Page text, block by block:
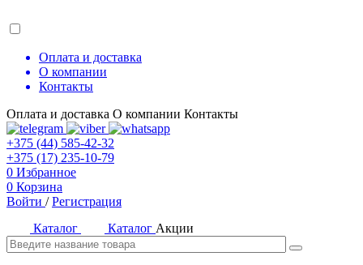
Оплата и доставка
О компании
Контакты
Оплата и доставка О компании Контакты
+375 (44) 585-42-32
+375 (17) 235-10-79
0 Избранное
0 Корзина
Войти / Регистрация
Каталог
Каталог Акции